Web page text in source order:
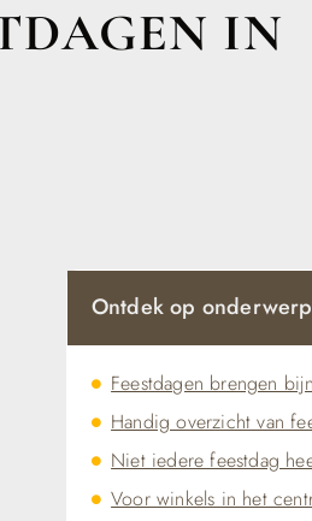
IN
Ontdek op onderwerp